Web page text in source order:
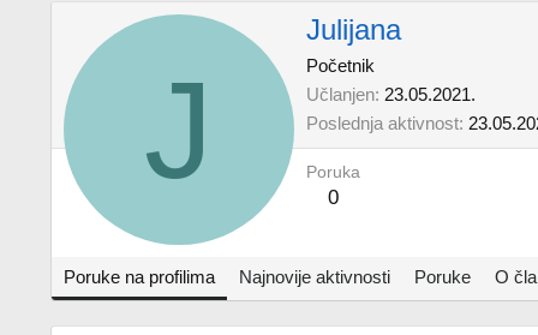
J
Julijana
Početnik
Učlanjen 23.05.2021.
Poslednja aktivnost
Poruka
0
Poruke na profilima Najnovije aktivnosti Poruke O